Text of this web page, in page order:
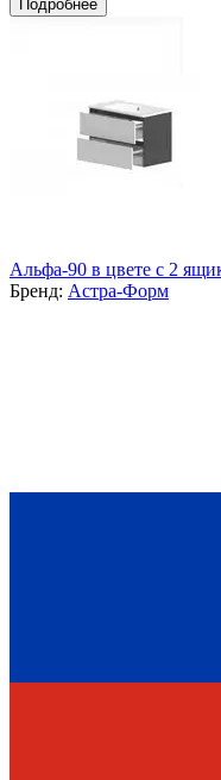
Подробнее
Альфа-90 в цвете с 2
Бренд: Астра-Форм